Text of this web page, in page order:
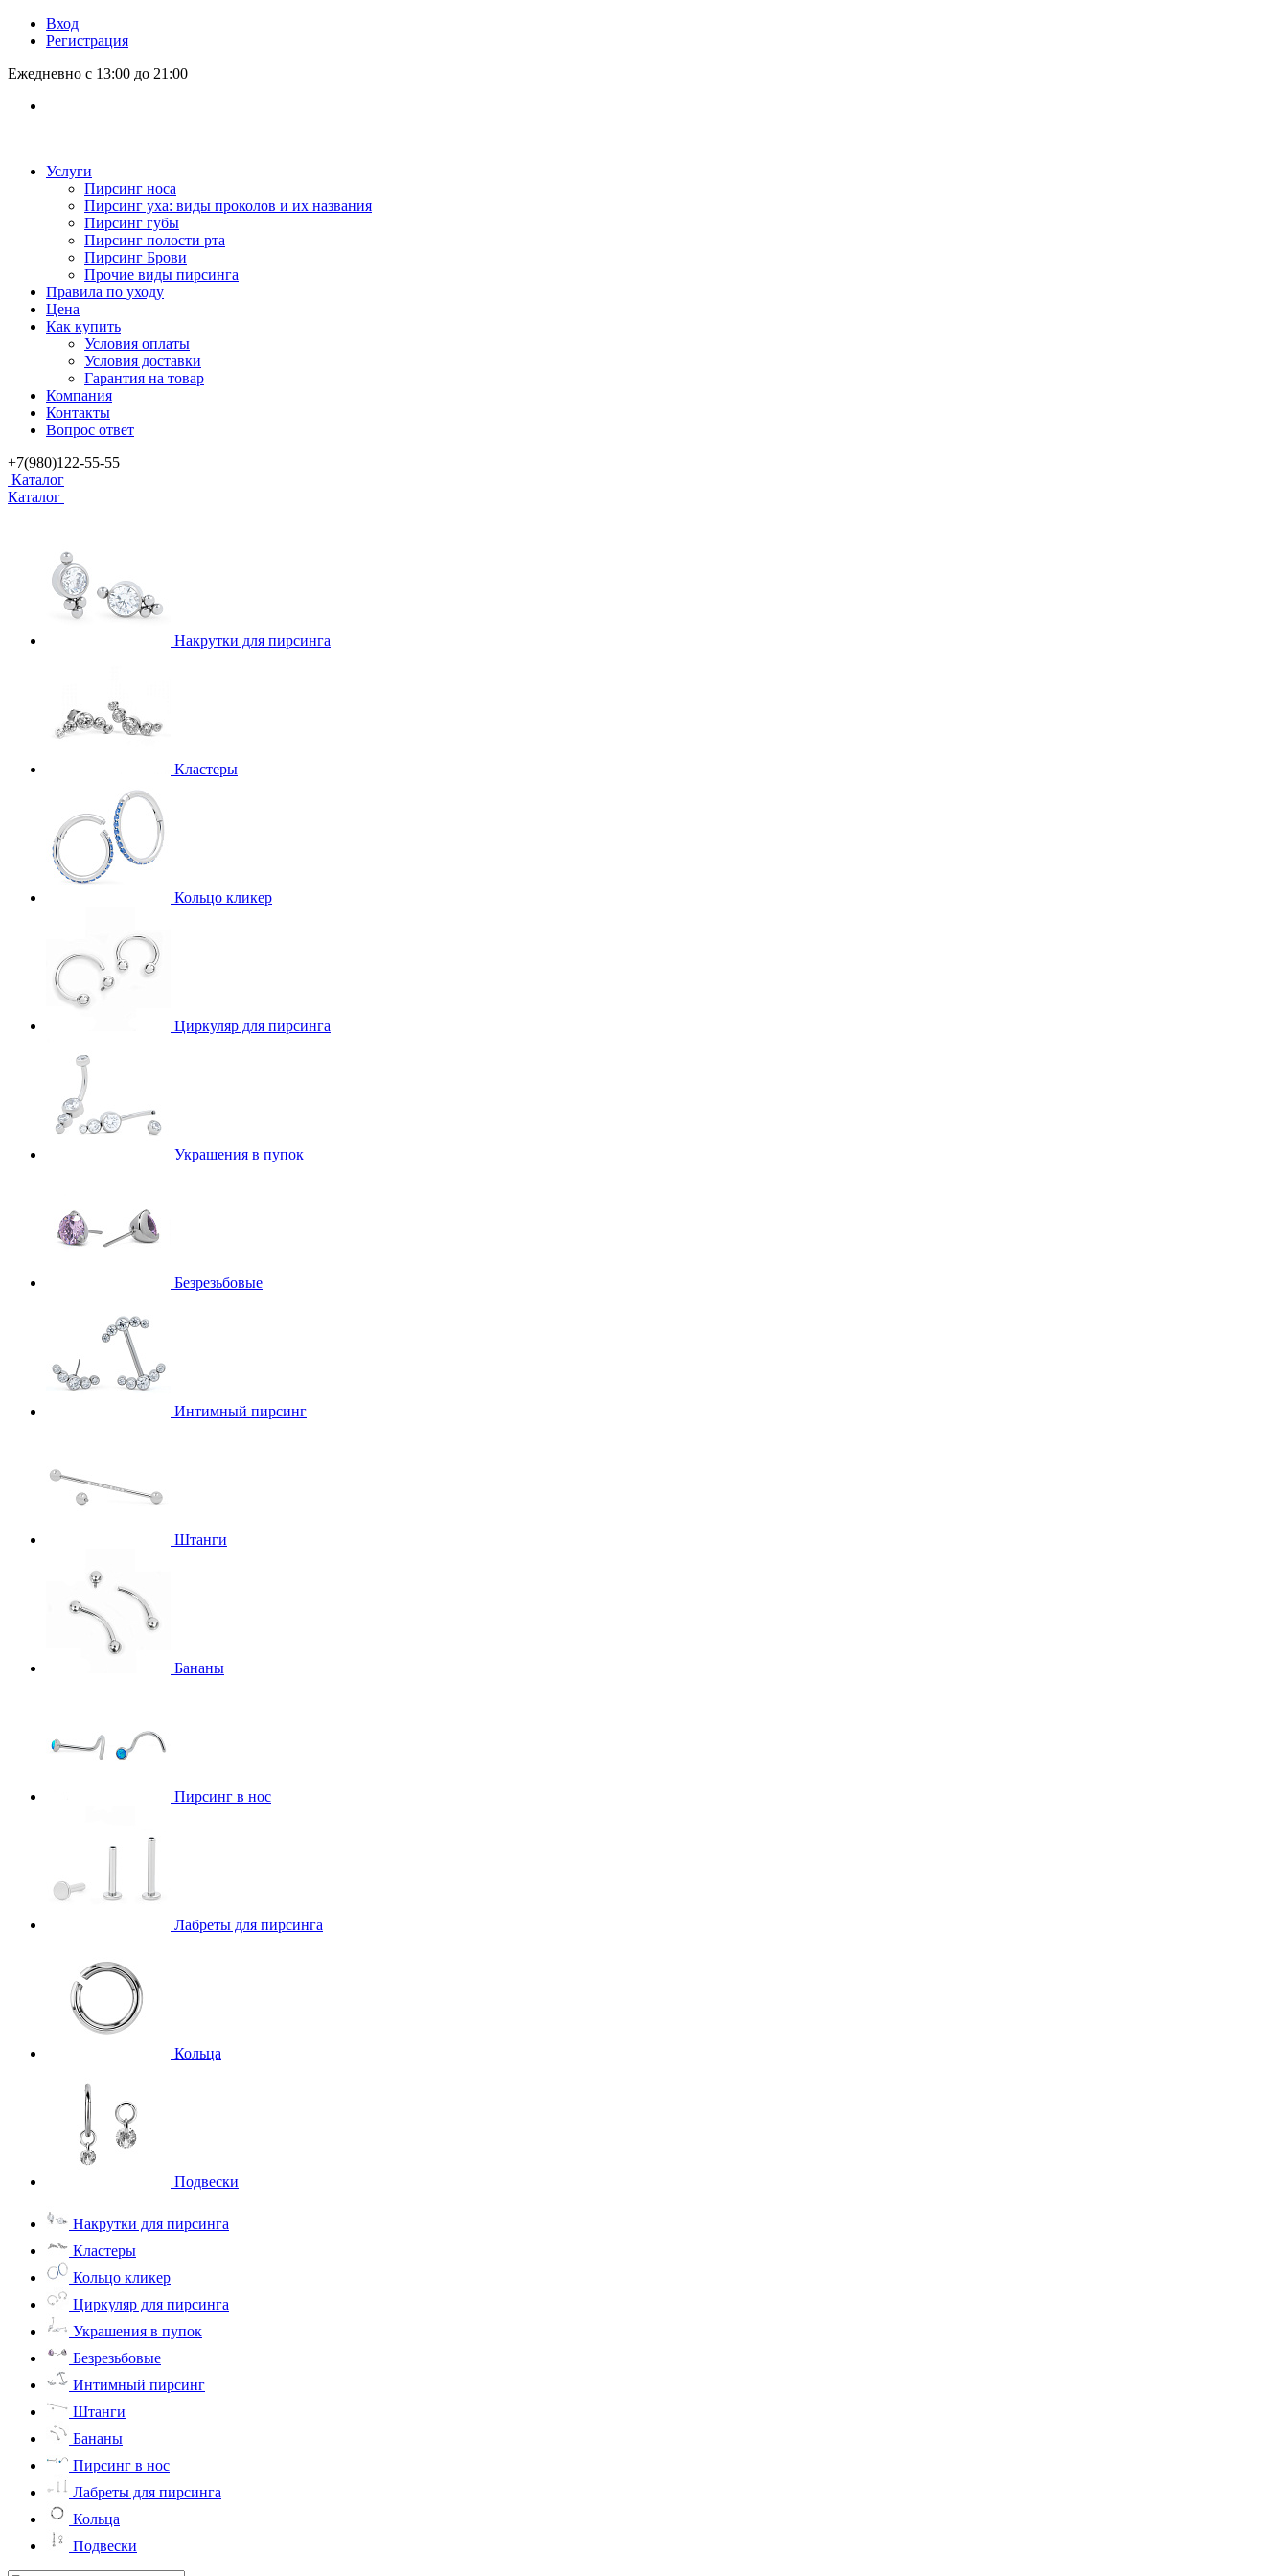
Вход
Регистрация
Ежедневно с 13:00 до 21:00
Услуги
Пирсинг носа
Пирсинг уха: виды проколов и их названия
Пирсинг губы
Пирсинг полости рта
Пирсинг Брови
Прочие виды пирсинга
Правила по уходу
Цена
Как купить
Условия оплаты
Условия доставки
Гарантия на товар
Компания
Контакты
Вопрос ответ
+7(980)122-55-55
Каталог
Каталог
Накрутки для пирсинга
Кластеры
Кольцо кликер
Циркуляр для пирсинга
Украшения в пупок
Безрезьбовые
Интимный пирсинг
Штанги
Бананы
Пирсинг в нос
Лабреты для пирсинга
Кольца
Подвески
Накрутки для пирсинга
Кластеры
Кольцо кликер
Циркуляр для пирсинга
Украшения в пупок
Безрезьбовые
Интимный пирсинг
Штанги
Бананы
Пирсинг в нос
Лабреты для пирсинга
Кольца
Подвески